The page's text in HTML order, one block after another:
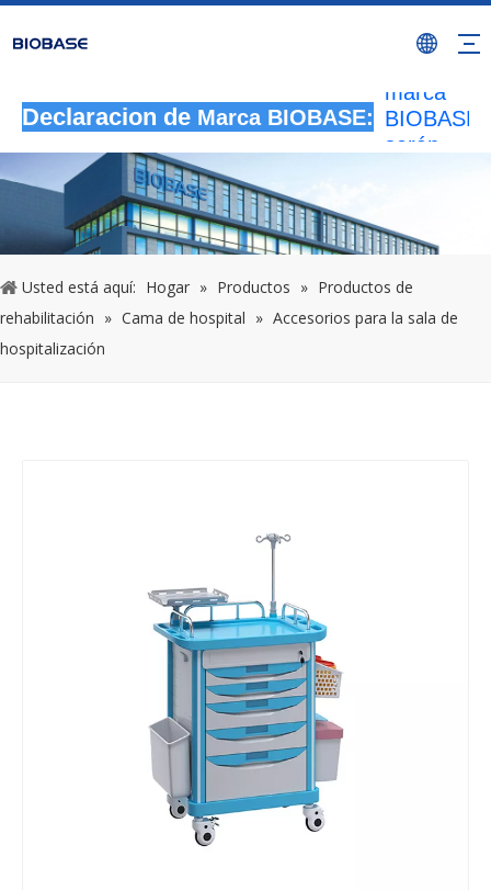
Declaracion de Marca BIOBASE:
que
BIOBASE
serán
legal.
20240510
Usted está aquí: Hogar » Productos » Productos de
rehabilitación » Cama de hospital » Accesorios para la sala de
hospitalización